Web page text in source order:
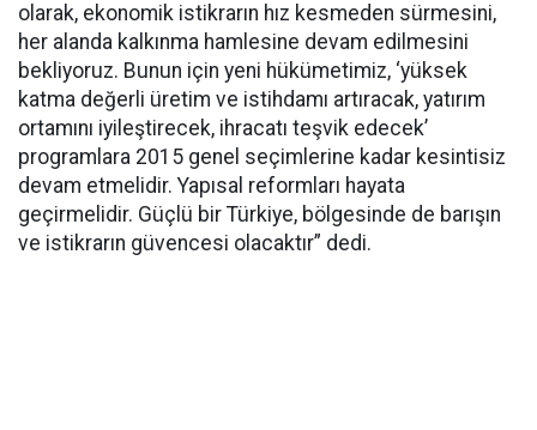
olarak, ekonomik istikrarın hız kesmeden sürmesini,
her alanda kalkınma hamlesine devam edilmesini
bekliyoruz. Bunun için yeni hükümetimiz, ‘yüksek
katma değerli üretim ve istihdamı artıracak, yatırım
ortamını iyileştirecek, ihracatı teşvik edecek’
programlara 2015 genel seçimlerine kadar kesintisiz
devam etmelidir. Yapısal reformları hayata
geçirmelidir. Güçlü bir Türkiye, bölgesinde de barışın
ve istikrarın güvencesi olacaktır” dedi.